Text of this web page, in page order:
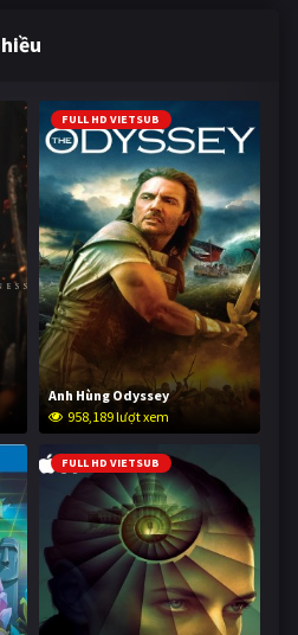
FULL HD VIETSUB
Anh Hùng Odyssey
958,189 lượt xem
FULL HD VIETSUB